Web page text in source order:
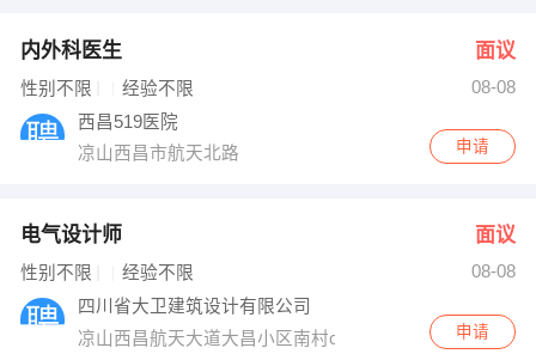
内外科医生 面议
性别不限 经验不限
08-08
西昌519医院
凉山西昌市航天北路
申请
电气设计师 面议
性别不限 经验不限
08-08
四川省大卫建筑设计有限公司
凉山西昌航天大道大昌小区南村c幢4单元2楼
申请